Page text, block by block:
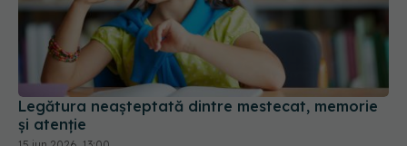
Legătura neașteptată dintre mestecat, memorie
și atenție